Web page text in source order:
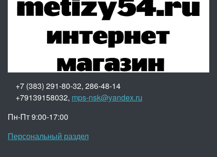
+7 (383) 291-80-32, 286-48-14
+79139158032, mps-nsk@yandex.ru
Пн-Пт 9:00-17:00
Персональный раздел